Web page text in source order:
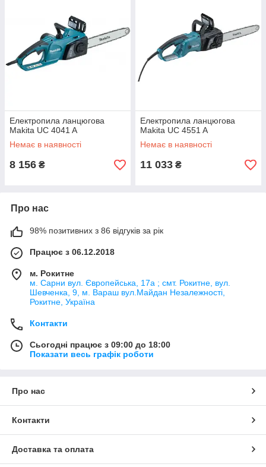
Електропила ланцюгова
Makita UC 4041 A
Немає в наявності
8 156 ₴
Електропила ланцюгова
Makita UC 4551 A
Немає в наявності
11 033 ₴
Про нас
98% позитивних з 86 відгуків за рік
Працює з 06.12.2018
м. Рокитне
м. Сарни вул. Європейська, 17а ; смт. Рокитне, вул.
Шевченка, 9, м. Вараш вул.Майдан Незалежності,
Рокитне, Україна
Контакти
Сьогодні працює з 09:00 до 18:00
Показати весь графік роботи
Про нас
Контакти
Доставка та оплата